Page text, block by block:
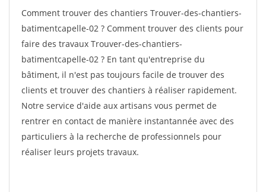
Comment trouver des chantiers Trouver-des-chantiers-
batimentcapelle-02 ? Comment trouver des clients pour
faire des travaux Trouver-des-chantiers-
batimentcapelle-02 ? En tant qu'entreprise du
bâtiment, il n'est pas toujours facile de trouver des
clients et trouver des chantiers à réaliser rapidement.
Notre service d'aide aux artisans vous permet de
rentrer en contact de manière instantannée avec des
particuliers à la recherche de professionnels pour
réaliser leurs projets travaux.